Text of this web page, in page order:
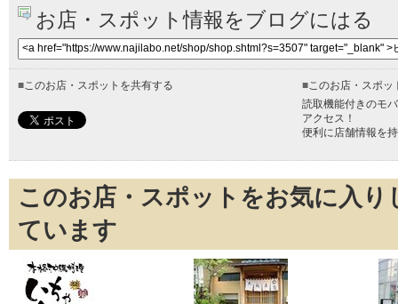
お店・スポット情報をブログにはる
■ このお店・スポットを共有する ■ このお店・スポ
読取機能付きのモ
アクセス！
便利に店舗情報を
このお店・スポットをお気に入
ています